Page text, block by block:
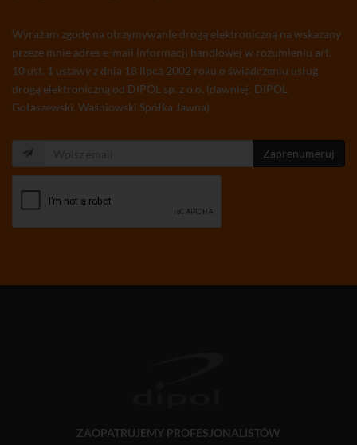
Wyrażam zgodę na otrzymywanie drogą elektroniczną na wskazany
przeze mnie adres e-mail informacji handlowej w rozumieniu art.
10 ust. 1 ustawy z dnia 18 lipca 2002 roku o świadczeniu usług
drogą elektroniczną od DIPOL sp. z o.o. (dawniej: DIPOL
Gołaszewski, Waśniowski Spółka Jawna)
Zaprenumeruj
ZAOPATRUJEMY PROFESJONALISTÓW